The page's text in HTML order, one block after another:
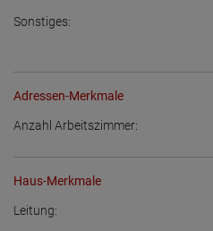
Sonstiges:
Adressen-Merkmale
Anzahl Arbeitszimmer:
Haus-Merkmale
Leitung: